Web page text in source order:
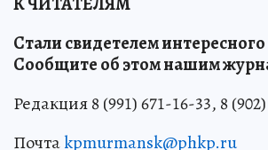
Стали свидетелем
Сообщите об этом нашим
Редакция 8 (991) 671-16-33, 8
Почтаkpmurmansk@phkp.ru